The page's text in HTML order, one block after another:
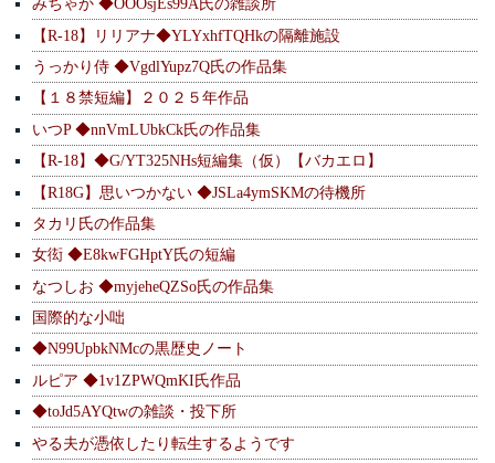
みちゃか ◆OOOsjEs99A氏の雑談所
【R-18】リリアナ◆YLYxhfTQHkの隔離施設
うっかり侍 ◆VgdlYupz7Q氏の作品集
【１８禁短編】２０２５年作品
いつP ◆nnVmLUbkCk氏の作品集
【R-18】◆G/YT325NHs短編集（仮）【バカエロ】
【R18G】思いつかない ◆JSLa4ymSKMの待機所
タカリ氏の作品集
女衒 ◆E8kwFGHptY氏の短編
なつしお ◆myjeheQZSo氏の作品集
国際的な小咄
◆N99UpbkNMcの黒歴史ノート
ルピア ◆1v1ZPWQmKI氏作品
◆toJd5AYQtwの雑談・投下所
やる夫が憑依したり転生するようです